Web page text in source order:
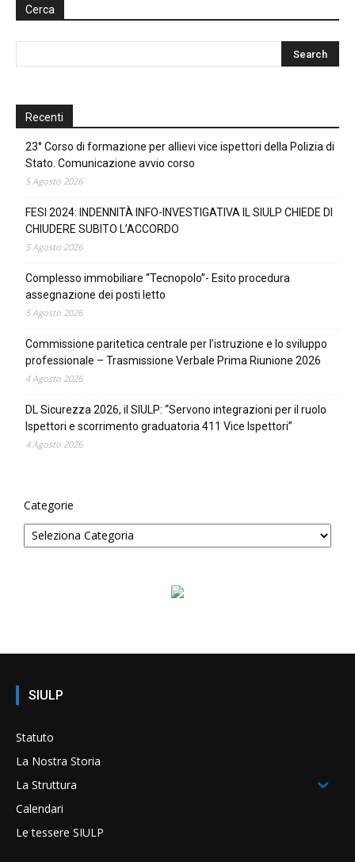
Cerca
Recenti
23° Corso di formazione per allievi vice ispettori della Polizia di
Stato. Comunicazione avvio corso
5 Agosto 2026
FESI 2024: INDENNITÀ INFO-INVESTIGATIVA IL SIULP CHIEDE DI
CHIUDERE SUBITO L’ACCORDO
5 Agosto 2026
Complesso immobiliare “Tecnopolo”- Esito procedura
assegnazione dei posti letto
5 Agosto 2026
Commissione paritetica centrale per l’istruzione e lo sviluppo
professionale – Trasmissione Verbale Prima Riunione 2026
4 Agosto 2026
DL Sicurezza 2026, il SIULP: “Servono integrazioni per il ruolo
Ispettori e scorrimento graduatoria 411 Vice Ispettori”
4 Agosto 2026
Categorie
SIULP
Statuto
La Nostra Storia
La Struttura
Calendari
Le tessere SIULP